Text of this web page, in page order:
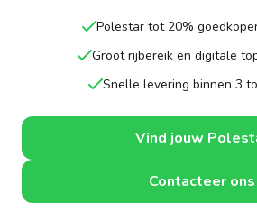
Polestar tot 20%
Groot rijbereik en digitale
Snelle levering binnen 3
Vind jouw
Contacteer ons